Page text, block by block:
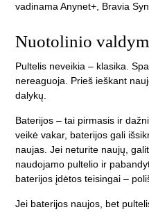
vadinama Anynet+, Bravia
Nuotolinio
Pultelis neveikia – klasika.
nereaguoja. Prieš ieškant
dalykų.
Baterijos – tai pirmasis ir
veikė vakar, baterijos gali
naujas. Jei neturite naujų,
naudojamo pultelio ir
baterijos įdėtos teisingai –
Jei baterijos naujos, bet